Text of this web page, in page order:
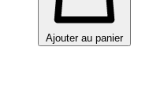
Ajouter au panier